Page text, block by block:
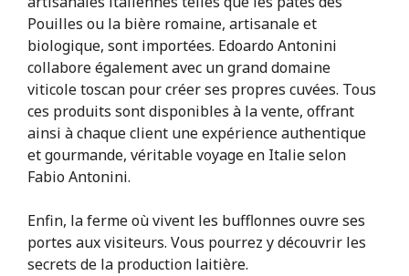
Pouilles ou la bière romaine, artisanale et
biologique, sont importées. Edoardo Antonini
collabore également avec un grand domaine
viticole toscan pour créer ses propres cuvées. Tous
ces produits sont disponibles à la vente, offrant
ainsi à chaque client une expérience authentique
et gourmande, véritable voyage en Italie selon
Fabio Antonini.
Enfin, la ferme où vivent les bufflonnes ouvre ses
portes aux visiteurs. Vous pourrez y découvrir les
secrets de la production laitière.